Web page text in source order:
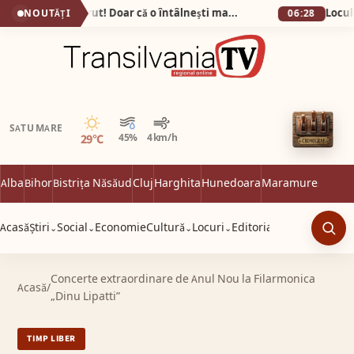
NOUTĂȚI Bunătatea n-a dispărut! Doar că o întâlnești mai rar… 06:28
SATU MARE
29°C 45% 4 km/h
Senin
AlbaBihorBistrița NăsăudClujHarghitaHunedoaraMaramureș
AcasăȘtiri ⌄Social ⌄ EconomieCultură ⌄ Locuri ⌄ Editorial
Acasă/
Concerte extraordinare de Anul Nou la Filarmonica
„Dinu Lipatti”
TIMP LIBER